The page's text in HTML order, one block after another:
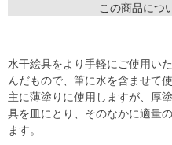
この商品につ
水干絵具をより手軽にご使用い
んだもので、筆に水を含ませて使
主に薄塗りに使用しますが、厚
具を皿にとり、そのなかに適量
ます。